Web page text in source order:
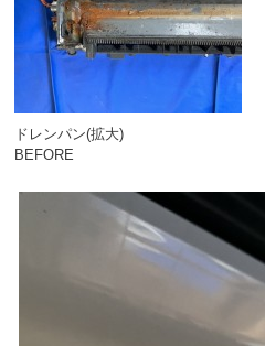
ドレンパン(拡大)
BEFORE